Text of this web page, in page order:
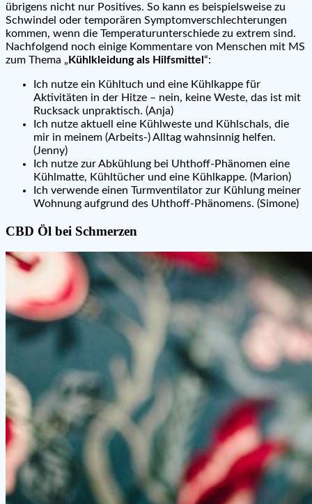
übrigens nicht nur Positives. So kann es beispielsweise zu
Schwindel oder temporären Symptomverschlechterungen
kommen, wenn die Temperaturunterschiede zu extrem sind.
Nachfolgend noch einige Kommentare von Menschen mit MS
zum Thema „ Kühlkleidung als Hilfsmittel “:
Ich nutze ein Kühltuch und eine Kühlkappe für
Aktivitäten in der Hitze – nein, keine Weste, das ist mit
Rucksack unpraktisch. (Anja)
Ich nutze aktuell eine Kühlweste und Kühlschals, die
mir in meinem (Arbeits-) Alltag wahnsinnig helfen.
(Jenny)
Ich nutze zur Abkühlung bei Uhthoff-Phänomen eine
Kühlmatte, Kühltücher und eine Kühlkappe. (Marion)
Ich verwende einen Turmventilator zur Kühlung meiner
Wohnung aufgrund des Uhthoff-Phänomens. (Simone)
CBD Öl bei Schmerzen